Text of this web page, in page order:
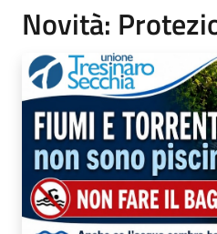
Novità: